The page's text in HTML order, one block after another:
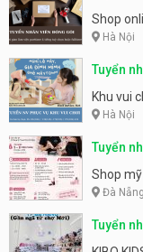
Shop
Hà Nội
Tuyển
động
Khu vui
Hà Nội
Tuyển
Shop
Đà Nẵng
Tuyển